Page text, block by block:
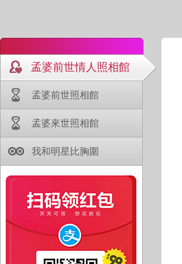
孟婆前世情人照相館
孟婆前世照相館
孟婆來世照相館
我和明星比胸圍